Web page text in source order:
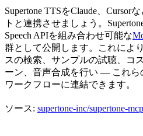
Supertone TTSをClaude、Cursor
トと連携させましょう。
Speech APIを組み合わせ可能な
群として公開します。これによ
スの検索、サンプルの試聴、コ
ーン、音声合成を行い — これら
ワークフローに連結できます。
ソース: supertone-inc/supertone-mcp